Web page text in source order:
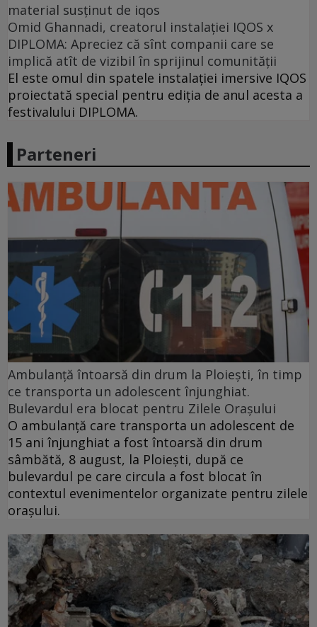
material susținut de iqos
Omid Ghannadi, creatorul instalației IQOS x
DIPLOMA: Apreciez că sînt companii care se
implică atît de vizibil în sprijinul comunității
El este omul din spatele instalației imersive IQOS
proiectată special pentru ediția de anul acesta a
festivalului DIPLOMA.
Parteneri
Ambulanță întoarsă din drum la Ploiești, în timp
ce transporta un adolescent înjunghiat.
Bulevardul era blocat pentru Zilele Orașului
O ambulanță care transporta un adolescent de
15 ani înjunghiat a fost întoarsă din drum
sâmbătă, 8 august, la Ploiești, după ce
bulevardul pe care circula a fost blocat în
contextul evenimentelor organizate pentru zilele
orașului.